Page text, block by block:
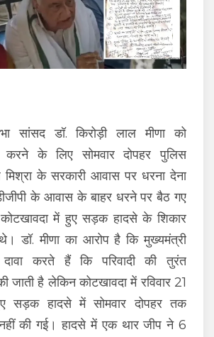
सांसद डॉ. किरोड़ी लाल मीणा को
के लिए सोमवार दोपहर पुलिस
के सरकारी आवास पर धरना देना
के आवास के बाहर धरने पर बैठ गए
में हुए सड़क हादसे के शिकार
डॉ. मीणा का आरोप है कि मुख्यमंत्री
करते हैं कि परिवादी की तुरंत
है लेकिन कोटखावदा में रविवार 21
सड़क हादसे में सोमवार दोपहर तक
की गई। हादसे में एक थार जीप ने 6